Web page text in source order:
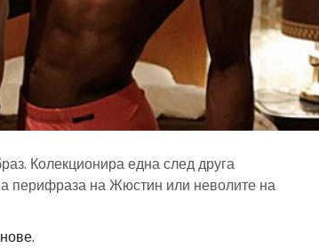
Колекционира една след друга
перифраза на Жюстин или неволите на